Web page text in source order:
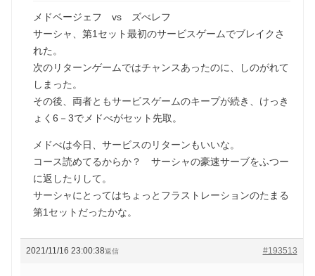
メドベージェフ vs ズべレフ
サーシャ、第1セット最初のサービスゲームでブレイクさ
れた。
次のリターンゲームではチャンスあったのに、しのがれて
しまった。
その後、両者ともサービスゲームのキープが続き、けっき
ょく6－3でメドべがセット先取。
メドべは今日、サービスのリターンもいいな。
コース読めてるからか？ サーシャの豪速サーブをふつー
に返したりして。
サーシャにとってはちょっとフラストレーションのたまる
第1セットだったかな。
2021/11/16 23:00:38 #193513
返信